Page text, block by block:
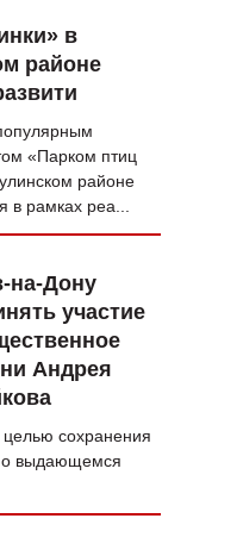
в
районе
«Парком птиц
районе
в рамках реа...
на-Дону
участие
Андрея
целью сохранения
о выдающемся